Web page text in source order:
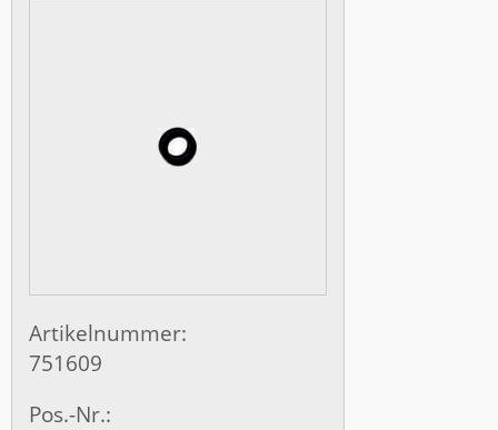
Artikelnummer:
751609
Pos.-Nr.: